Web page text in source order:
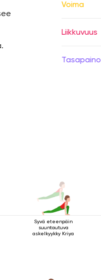
Voima
Liikkuvuus
Tasapaino
Syvä eteenpäin
suuntautuva
askelkyykky Kriya